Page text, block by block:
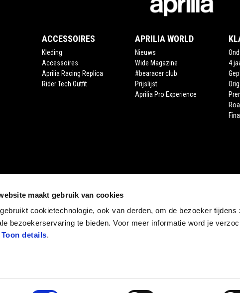
maakt gebruik van cookies
gebruikt cookietechnologie, ook van derden, om de bezoeker
bezoekerservaring te bieden. Voor meer informatie word je
Toon details.
ACCESSOIRES
Kleding
Accessoires
Aprilia Racing Replica
Rider Tech Outfit
APRILIA WORLD
Nieuws
Wide Magazine
#bearacer club
Prijslijst
Aprilia Pro Experience
4
STORE APRILIA